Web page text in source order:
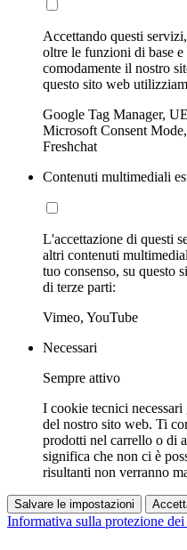
Accettando questi
oltre le funzioni di base
comodamente il nostro
questo sito web
Google Tag Manager,
Microsoft Consent
Freshchat
Contenuti multimediali
L'accettazione di questi
altri contenuti
tuo consenso, su questo
di terze parti:
Vimeo, YouTube
Necessari
Sempre attivo
I cookie tecnici
del nostro sito web. Ti
prodotti nel carrello o di
significa che non ci è
risultanti non verranno
Salvare le impostazioni
Informativa sulla protezione dei